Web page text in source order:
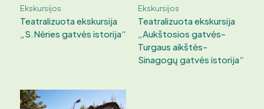
Ekskursijos
Teatralizuota ekskursija
„S.Nėries gatvės istorija“
Ekskursijos
Teatralizuota ekskursija
„Aukštosios gatvės-
Turgaus aikštės-
Sinagogų gatvės istorija“